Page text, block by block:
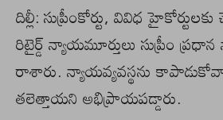
దిల్లీ: సుప్రీంకోర్టు, వివిధ
రిటైర్డ్‌ న్యాయమూర్తులు సుప్రీం
రాశారు. న్యాయవ్యవస్థను
తలెత్తాయని అభిప్రాయపడ్డారు.